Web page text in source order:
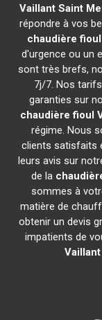
Vaillant Saint
répondre à vos
chaudière
d'urgence ou un
sont très brefs,
7j/7. Nos
garanties sur
chaudière fioul
régime. Nous
clients satisfaits
leurs avis sur
de la
sommes à
matière de
obtenir un devis
impatients de
Vaillant